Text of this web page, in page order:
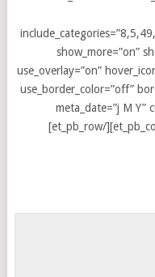
show_more=”on”
use_overlay=”on”
use_border_color=”off”
meta_date=”j M Y”
14px!important;}”] [/et_pb_blog][/et_pb_column][/et_pb_row]